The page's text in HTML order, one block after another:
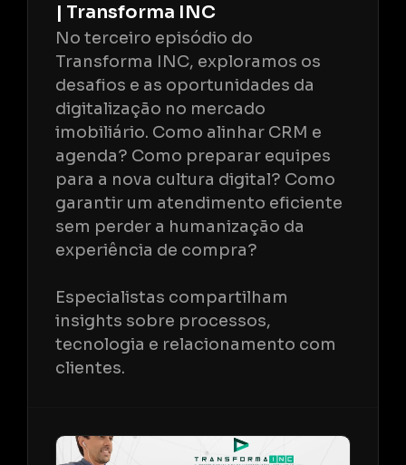
| Transforma INC
No terceiro episódio do
Transforma INC, exploramos os
desafios e as oportunidades da
digitalização no mercado
imobiliário. Como alinhar CRM e
agenda? Como preparar equipes
para a nova cultura digital? Como
garantir um atendimento eficiente
sem perder a humanização da
experiência de compra?
Especialistas compartilham
insights sobre processos,
tecnologia e relacionamento com
clientes.